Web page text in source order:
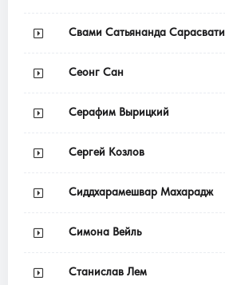
Свами Сатьянанда Сарасвати
Сеонг Сан
Серафим Вырицкий
Сергей Козлов
Сиддхарамешвар Махарадж
Симона Вейль
Станислав Лем